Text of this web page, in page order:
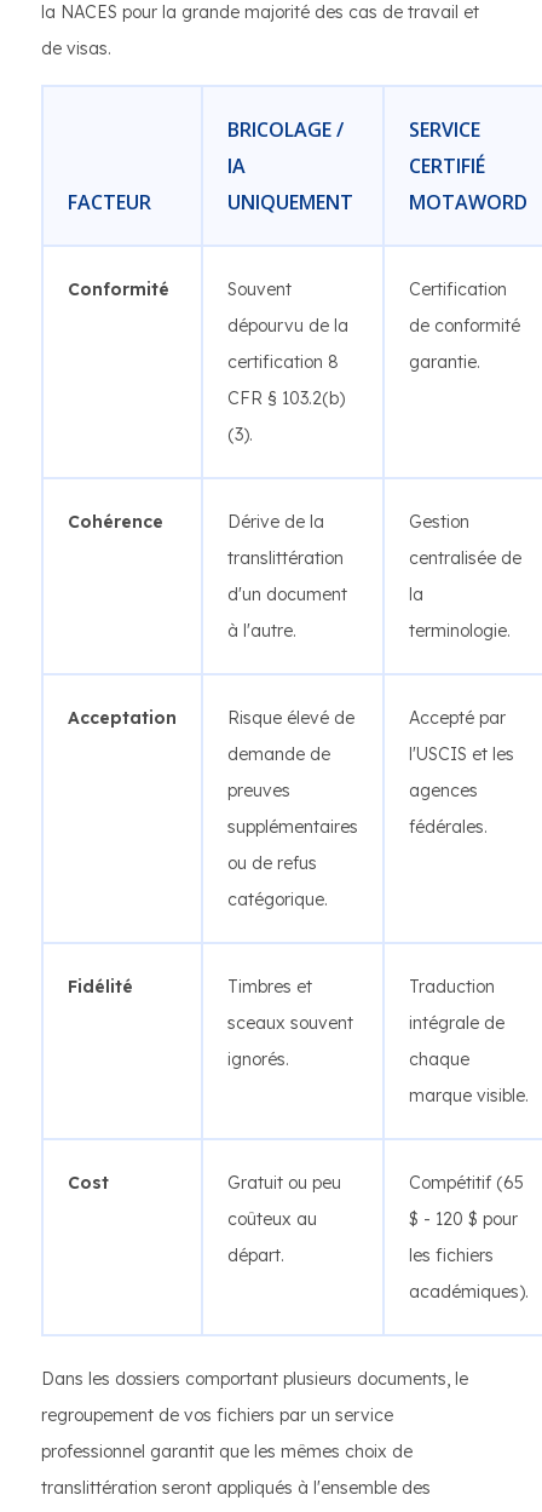
la NACES pour la grande majorité des cas de travail et
de visas.
FACTEUR
BRICOLAGE /
IA
UNIQUEMENT
SERVICE
CERTIFIÉ
MOTAWORD
Conformité
Souvent
dépourvu de la
certification 8
CFR § 103.2(b)
(3).
Certification
de conformité
garantie.
Cohérence
Dérive de la
translittération
d'un document
à l'autre.
Gestion
centralisée de
la
terminologie.
Acceptation
Risque élevé de
demande de
preuves
supplémentaires
ou de refus
catégorique.
Accepté par
l'USCIS et les
agences
fédérales.
Fidélité
Timbres et
sceaux souvent
ignorés.
Traduction
intégrale de
chaque
marque visible.
Cost
Gratuit ou peu
coûteux au
départ.
Compétitif (65
$ - 120 $ pour
les fichiers
académiques).
Dans les dossiers comportant plusieurs documents, le
regroupement de vos fichiers par un service
professionnel garantit que les mêmes choix de
translittération seront appliqués à l'ensemble des